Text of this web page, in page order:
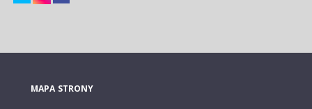
MAPA STRONY